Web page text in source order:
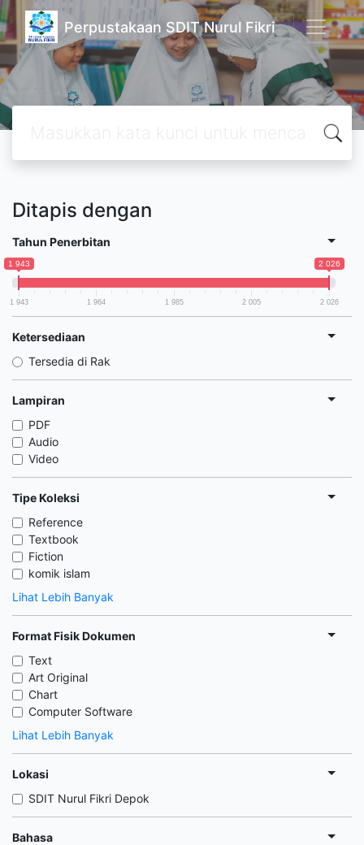
Perpustakaan SDIT Nurul Fikri
Ditapis dengan
Tahun Penerbitan
1 943 2 026
1 943 1 964 1 985 2 005 2 026
Ketersediaan
Tersedia di Rak
Lampiran
PDF
Audio
Video
Tipe Koleksi
Reference
Textbook
Fiction
komik islam
Lihat Lebih Banyak
Format Fisik Dokumen
Text
Art Original
Chart
Computer Software
Lihat Lebih Banyak
Lokasi
SDIT Nurul Fikri Depok
Bahasa